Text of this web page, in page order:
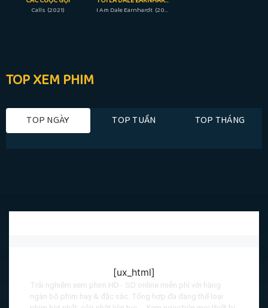
Calls (2021) I Am Dale Earnhardt (2015)
TOP XEM PHIM
TOP NGÀY TOP TUẦN TOP THÁNG